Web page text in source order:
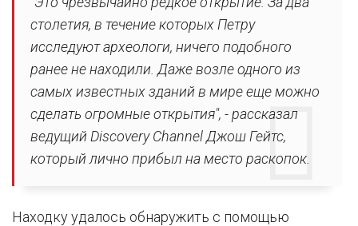
столетия, в течение которых Петру
исследуют археологи, ничего подобного
ранее не находили. Даже возле одного из
самых известных зданий в мире еще можно
сделать огромные открытия", - рассказал
ведущий Discovery Channel Джош Гейтс,
который лично прибыл на место раскопок.
Находку удалось обнаружить с помощью